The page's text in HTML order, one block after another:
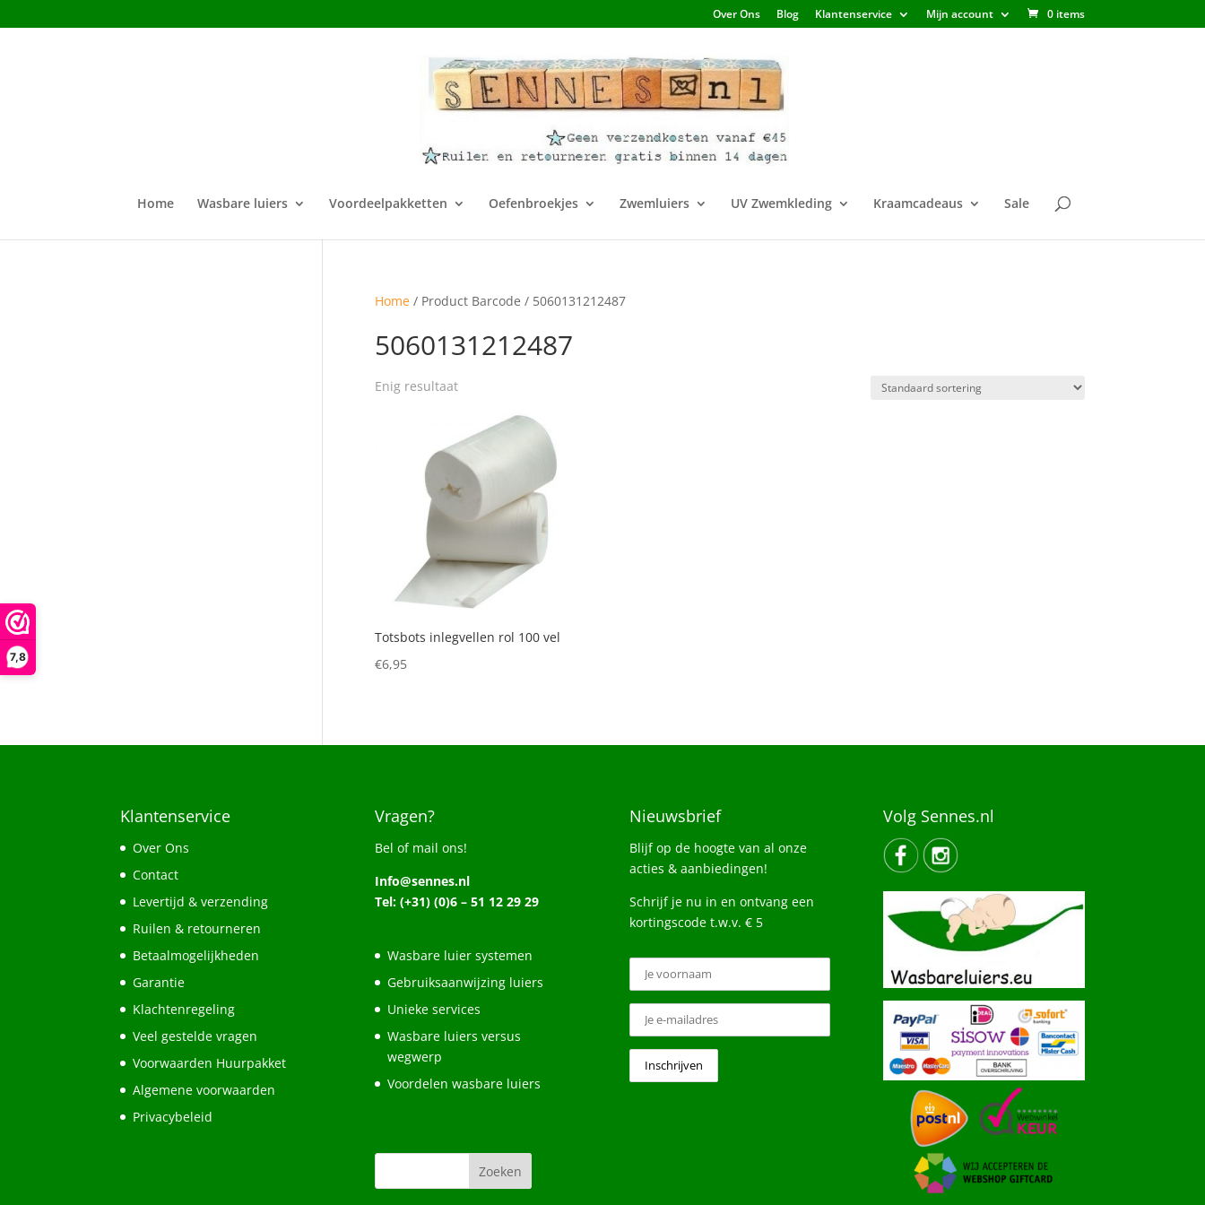
7,8
Over Ons Blog Klantenservice Mijn account 0 items
Home Wasbare luiers Voordeelpakketten Oefenbroekjes Zwemluiers UV Zwemkleding Kraamcadeaus Sale
Home/ Product Barcode / 5060131212487
5060131212487
Enig resultaat
Totsbots inlegvellen rol 100 vel
€6,95
Klantenservice
Over Ons
Contact
Levertijd & verzending
Ruilen & retourneren
Betaalmogelijkheden
Garantie
Klachtenregeling
Veel gestelde vragen
Voorwaarden Huurpakket
Algemene voorwaarden
Privacybeleid
Vragen?
Bel of mail ons!
Info@sennes.nl
Tel: (+31) (0)6 – 51 12 29 29
Wasbare luier systemen
Gebruiksaanwijzing luiers
Unieke services
Wasbare luiers versus
wegwerp
Voordelen wasbare luiers
Nieuwsbrief
Blijf op de hoogte van al onze
acties & aanbiedingen!
Schrijf je nu in en ontvang een
kortingscode t.w.v. € 5
Volg Sennes.nl